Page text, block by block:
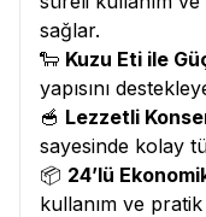
sağlar.
🐑 Kuzu Eti ile
yapısını
🥣 Lezzetli
sayesinde kolay
📦 24’lü
kullanım ve